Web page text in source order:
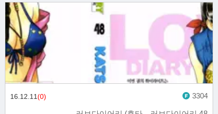
16.12.11(0) 3304